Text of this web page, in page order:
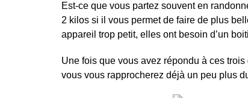
Est-ce que vous partez souvent en
2 kilos si il vous permet de faire de plus
appareil trop petit, elles ont besoin d’un
Une fois que vous avez répondu à ces
vous vous rapprocherez déjà un peu plus